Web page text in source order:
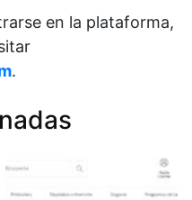
en la plataforma,
.